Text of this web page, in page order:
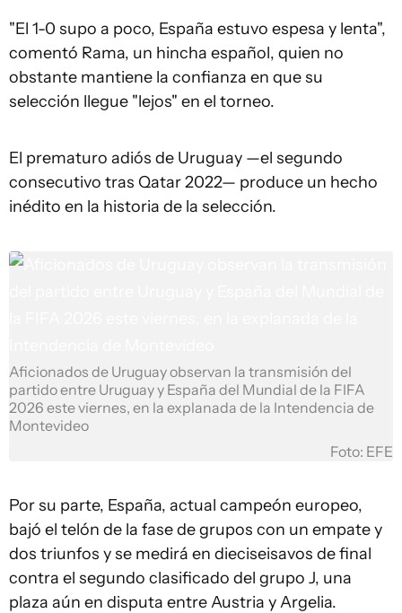
"El 1-0 supo a poco, España estuvo espesa y lenta",
comentó Rama, un hincha español, quien no
obstante mantiene la confianza en que su
selección llegue "lejos" en el torneo.
El prematuro adiós de Uruguay —el segundo
consecutivo tras Qatar 2022— produce un hecho
inédito en la historia de la selección.
Aficionados de Uruguay observan la transmisión del
partido entre Uruguay y España del Mundial de la FIFA
2026 este viernes, en la explanada de la Intendencia de
Montevideo
Foto: EFE
Por su parte, España, actual campeón europeo,
bajó el telón de la fase de grupos con un empate y
dos triunfos y se medirá en dieciseisavos de final
contra el segundo clasificado del grupo J, una
plaza aún en disputa entre Austria y Argelia.